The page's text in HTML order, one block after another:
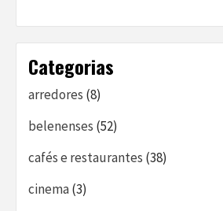
Categorias
arredores (8)
belenenses (52)
cafés e restaurantes (38)
cinema(3)